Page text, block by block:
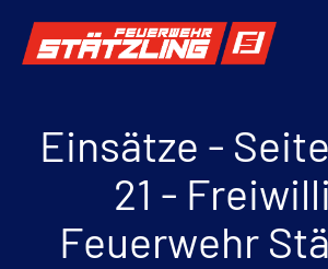
Einsätze - Seite
21 -
Feuerwehr